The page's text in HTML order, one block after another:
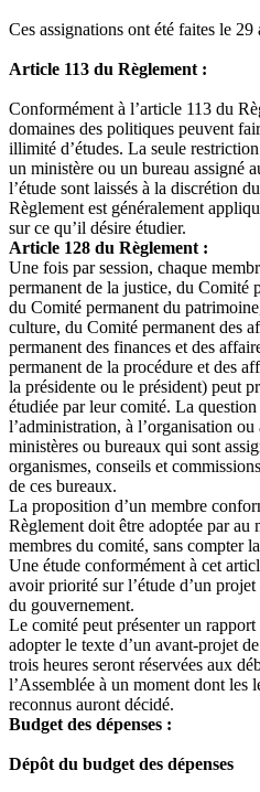
Ces assignations ont été faites le
Article 113 du Règlement :
Conformément à l’article 113 du
domaines des politiques peuvent
illimité d’études. La seule
un ministère ou un bureau assigné
l’étude sont laissés à la discrétion
Règlement est généralement
sur ce qu’il désire étudier.
Article 128 du Règlement :
Une fois par session, chaque
permanent de la justice, du Comité
du Comité permanent du
culture, du Comité permanent des
permanent des finances et des
permanent de la procédure et des
la présidente ou le président) peut
étudiée par leur comité. La
l’administration, à l’organisation
ministères ou bureaux qui sont
organismes, conseils et
de ces bureaux.
La proposition d’un membre
Règlement doit être adoptée par au
membres du comité, sans compter
Une étude conformément à cet
avoir priorité sur l’étude d’un
du gouvernement.
Le comité peut présenter un
adopter le texte d’un avant-projet
trois heures seront réservées aux
l’Assemblée à un moment dont les
reconnus auront décidé.
Budget des dépenses :
Dépôt du budget des dépenses